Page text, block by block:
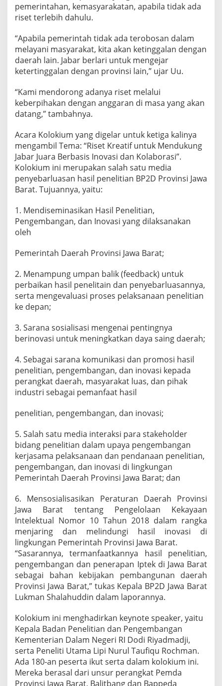
pemerintahan, kemasyarakatan, apabila tidak ada
riset terlebih dahulu.
“Apabila pemerintah tidak ada terobosan dalam
melayani masyarakat, kita akan ketinggalan dengan
daerah lain. Jabar berlari untuk mengejar
ketertinggalan dengan provinsi lain,” ujar Uu.
“Kami mendorong adanya riset melalui
keberpihakan dengan anggaran di masa yang akan
datang,” tambahnya.
Acara Kolokium yang digelar untuk ketiga kalinya
mengambil Tema: “Riset Kreatif untuk Mendukung
Jabar Juara Berbasis Inovasi dan Kolaborasi”.
Kolokium ini merupakan salah satu media
penyebarluasan hasil penelitian BP2D Provinsi Jawa
Barat. Tujuannya, yaitu:
1. Mendiseminasikan Hasil Penelitian,
Pengembangan, dan Inovasi yang dilaksanakan
oleh
Pemerintah Daerah Provinsi Jawa Barat;
2. Menampung umpan balik (feedback) untuk
perbaikan hasil penelitain dan penyebarluasannya,
serta mengevaluasi proses pelaksanaan penelitian
ke depan;
3. Sarana sosialisasi mengenai pentingnya
berinovasi untuk meningkatkan daya saing daerah;
4. Sebagai sarana komunikasi dan promosi hasil
penelitian, pengembangan, dan inovasi kepada
perangkat daerah, masyarakat luas, dan pihak
industri sebagai pemanfaat hasil
penelitian, pengembangan, dan inovasi;
5. Salah satu media interaksi para stakeholder
bidang penelitian dalam upaya pengembangan
kerjasama pelaksanaan dan pendanaan penelitian,
pengembangan, dan inovasi di lingkungan
Pemerintah Daerah Provinsi Jawa Barat; dan
6. Mensosialisasikan Peraturan Daerah Provinsi
Jawa Barat tentang Pengelolaan Kekayaan
Intelektual Nomor 10 Tahun 2018 dalam rangka
menjaring dan melindungi hasil inovasi di
lingkungan Pemerintah Provinsi Jawa Barat.
“Sasarannya, termanfaatkannya hasil penelitian,
pengembangan dan penerapan Iptek di Jawa Barat
sebagai bahan kebijakan pembangunan daerah
Provinsi Jawa Barat,” tukas Kepala BP2D Jawa Barat
Lukman Shalahuddin dalam laporannya.
Kolokium ini menghadirkan keynote speaker, yaitu
Kepala Badan Penelitian dan Pengembangan
Kementerian Dalam Negeri RI Dodi Riyadmadji,
serta Peneliti Utama Lipi Nurul Taufiqu Rochman.
Ada 180-an peserta ikut serta dalam kolokium ini.
Mereka berasal dari unsur perangkat Pemda
Provinsi Jawa Barat, Balitbang dan Bappeda